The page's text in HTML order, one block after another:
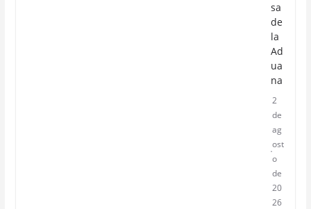
sa
de
la
Ad
ua
na
2
de
ag
ost
o
de
20
26